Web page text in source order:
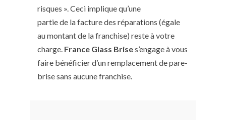
risques ». Ceci implique qu’une
partie de la facture des réparations (égale
au montant de la franchise) reste à votre
charge. France Glass Brises’engage à vous
faire bénéficier d’un remplacement de pare-
brise sans aucune franchise.